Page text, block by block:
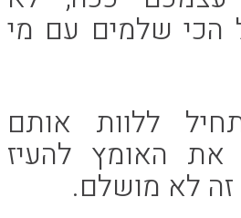
הכי שלמים עם מי
ללוות אותם
האומץ להעיז
לא מושלם.